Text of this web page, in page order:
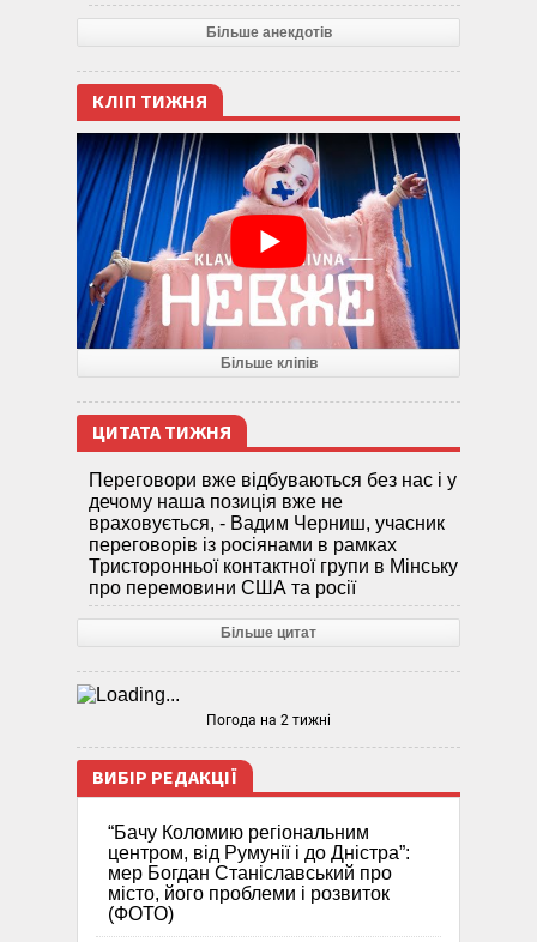
Більше анекдотів
КЛІП ТИЖНЯ
Більше кліпів
ЦИТАТА ТИЖНЯ
Переговори вже відбуваються без нас і у
дечому наша позиція вже не
враховується, - Вадим Черниш, учасник
переговорів із росіянами в рамках
Тристоронньої контактної групи в Мінську
про перемовини США та росії
Більше цитат
Погода на 2 тижні
ВИБІР РЕДАКЦІЇ
“Бачу Коломию регіональним
центром, від Румунії і до Дністра”:
мер Богдан Станіславський про
місто, його проблеми і розвиток
(ФОТО)